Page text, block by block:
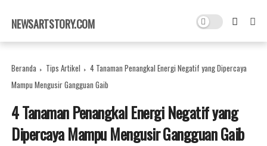
×
NEWSARTSTORY.COM
Beranda Tips Artikel
4 Tanaman Penangkal Energi Negatif yang Dipercaya
Mampu Mengusir Gangguan Gaib
4 Tanaman Penangkal Energi Negatif yang
Dipercaya Mampu Mengusir Gangguan Gaib